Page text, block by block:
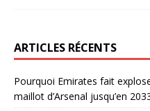
ARTICLES RÉCENTS
Pourquoi Emirates fait
maillot d’Arsenal jusqu’en